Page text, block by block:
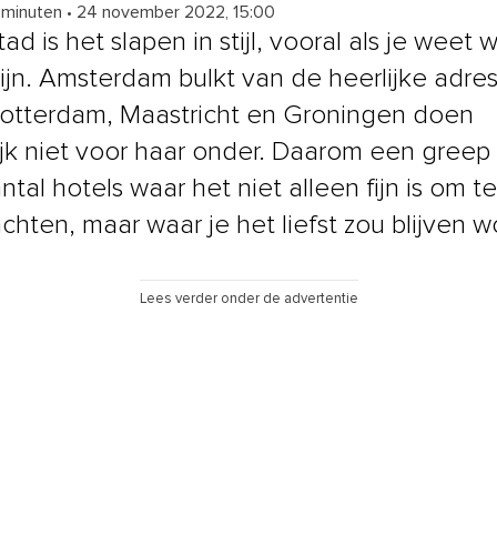
• 24 november 2022, 15:00
is het slapen in stijl, vooral als je weet
Amsterdam bulkt van de heerlijke
Maastricht en Groningen doen
niet voor haar onder. Daarom een greep
hotels waar het niet alleen fijn is om te
maar waar je het liefst zou blijven
Lees verder onder de advertentie